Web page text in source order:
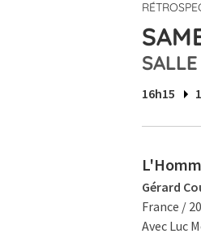
16h15
Gérard
France /
Avec Luc